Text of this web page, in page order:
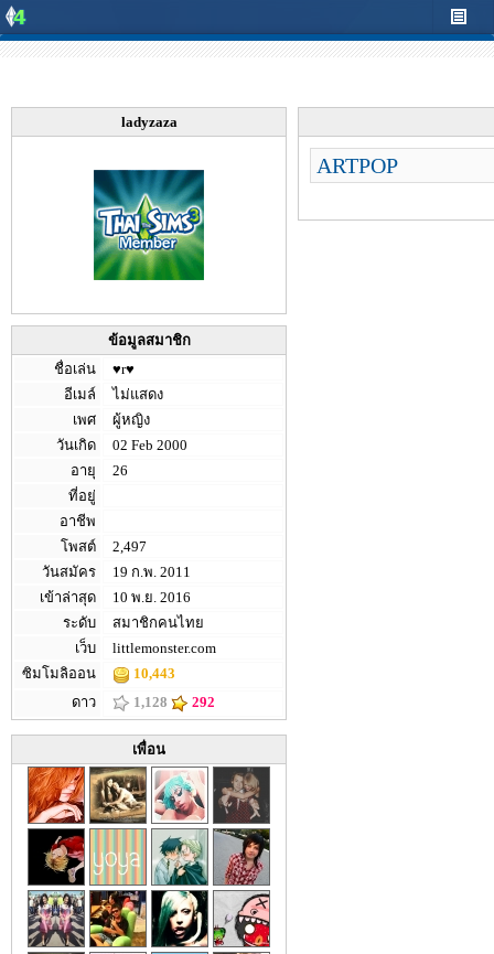
ladyzaza
ข้อมูลสมาชิก
ชื่อเล่น
♥r♥
อีเมล์
ไม่แสดง
เพศ
ผู้หญิง
วันเกิด
02 Feb 2000
อายุ
26
ที่อยู่
อาชีพ
โพสต์
2,497
วันสมัคร
19 ก.พ. 2011
เข้าล่าสุด
10 พ.ย. 2016
ระดับ
สมาชิกคนไทย
เว็บ
littlemonster.com
ซิมโมลิออน
10,443
ดาว
1,128 292
เพื่อน
ARTPOP